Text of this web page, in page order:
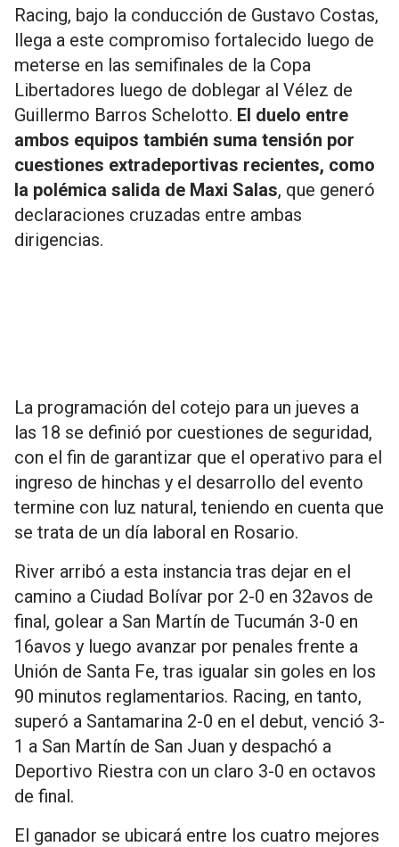
Racing, bajo la conducción de Gustavo Costas,
llega a este compromiso fortalecido luego de
meterse en las semifinales de la Copa
Libertadores luego de doblegar al Vélez de
Guillermo Barros Schelotto. El duelo entre
ambos equipos también suma tensión por
cuestiones extradeportivas recientes, como
la polémica salida de Maxi Salas, que generó
declaraciones cruzadas entre ambas
dirigencias.
La programación del cotejo para un jueves a
las 18 se definió por cuestiones de seguridad,
con el fin de garantizar que el operativo para el
ingreso de hinchas y el desarrollo del evento
termine con luz natural, teniendo en cuenta que
se trata de un día laboral en Rosario.
River arribó a esta instancia tras dejar en el
camino a Ciudad Bolívar por 2-0 en 32avos de
final, golear a San Martín de Tucumán 3-0 en
16avos y luego avanzar por penales frente a
Unión de Santa Fe, tras igualar sin goles en los
90 minutos reglamentarios. Racing, en tanto,
superó a Santamarina 2-0 en el debut, venció 3-
1 a San Martín de San Juan y despachó a
Deportivo Riestra con un claro 3-0 en octavos
de final.
El ganador se ubicará entre los cuatro mejores